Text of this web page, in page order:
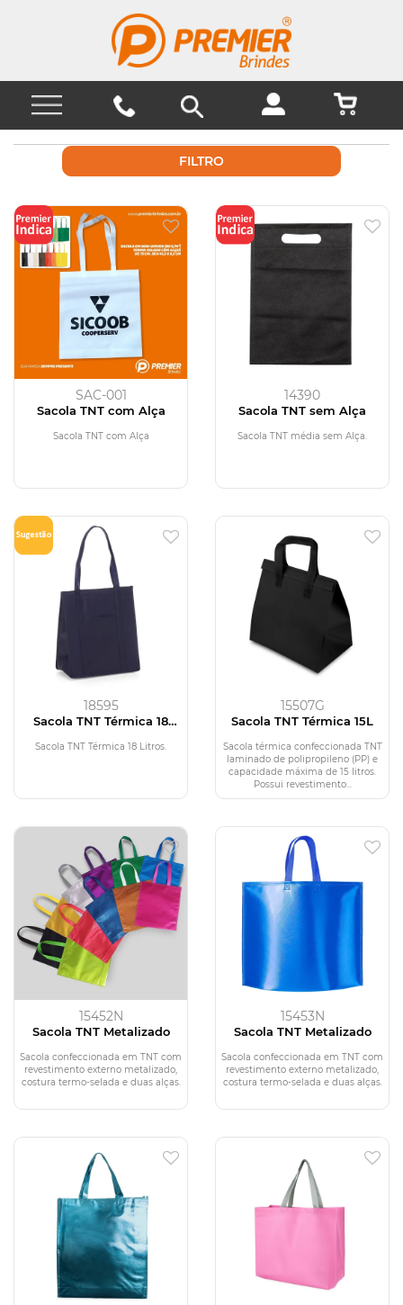
FILTRO
SAC-001
Sacola TNT com Alça
Sacola TNT com Alça
14390
Sacola TNT sem Alça
Sacola TNT média sem Alça.
18595
Sacola TNT Térmica 18
Sacola TNT Térmica 18 Litros.
15507G
Sacola TNT Térmica 15L
Sacola térmica confeccionada TNT
laminado de polipropileno (PP) e
capacidade máxima de 15 litros.
Possui revestimento...
15452N
Sacola TNT Metalizado
Sacola confeccionada em TNT com
revestimento externo metalizado,
costura termo-selada e duas alças.
15453N
Sacola TNT Metalizado
Sacola confeccionada em TNT com
revestimento externo metalizado,
costura termo-selada e duas alças.